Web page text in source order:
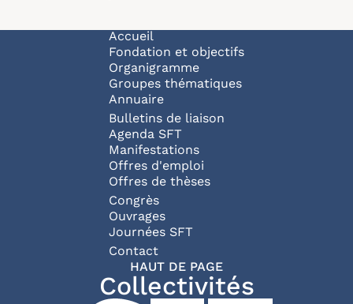
Navigation principale
Accueil
Fondation et objectifs
Organigramme
Groupes thématiques
Annuaire
Bulletins de liaison
Agenda SFT
Manifestations
Offres d'emploi
Offres de thèses
Congrès
Ouvrages
Journées SFT
Pied de page
Contact
HAUT DE PAGE
Collectivités